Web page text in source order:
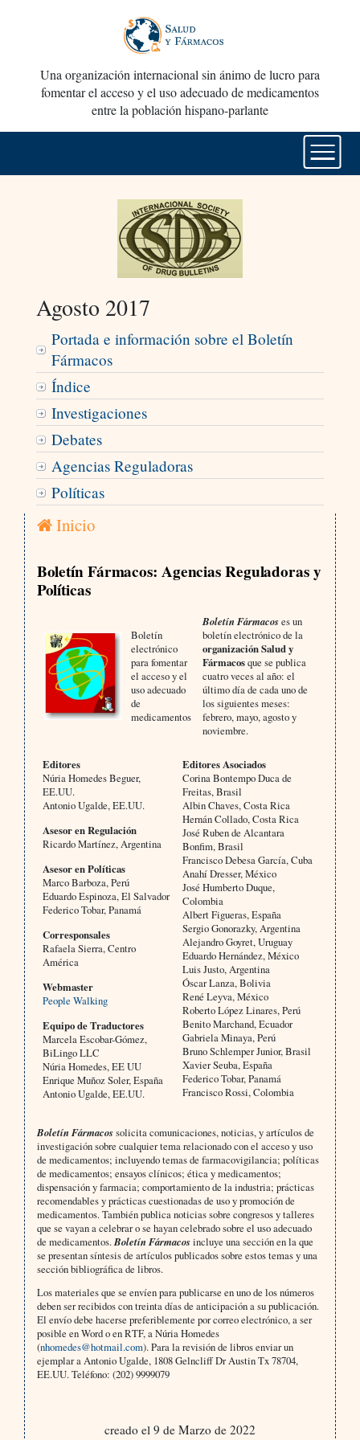
Una organización internacional sin ánimo de lucro para
fomentar el acceso y el uso adecuado de medicamentos
entre la población hispano-parlante
Agosto 2017
Portada e información sobre el Boletín
Fármacos
Índice
Investigaciones
Debates
Agencias Reguladoras
Políticas
Inicio
Boletín Fármacos: Agencias Reguladoras y
Políticas
Boletín
electrónico
para fomentar
el acceso y el
uso adecuado
de
medicamentos
Boletín Fármacoses un
boletín electrónico de la
organización Salud y
Fármacosque se publica
cuatro veces al año: el
último día de cada uno de
los siguientes meses:
febrero, mayo, agosto y
noviembre.
Editores
Núria Homedes Beguer,
EE.UU.
Antonio Ugalde, EE.UU.
Asesor en Regulación
Ricardo Martínez, Argentina
Asesor en Políticas
Marco Barboza, Perú
Eduardo Espinoza, El Salvador
Federico Tobar, Panamá
Corresponsales
Rafaela Sierra, Centro
América
Webmaster
People Walking
Equipo de Traductores
Marcela Escobar-Gómez,
BiLingo LLC
Núria Homedes, EE UU
Enrique Muñoz Soler, España
Antonio Ugalde, EE.UU.
Editores Asociados
Corina Bontempo Duca de
Freitas, Brasil
Albin Chaves, Costa Rica
Hernán Collado, Costa Rica
José Ruben de Alcantara
Bonfim, Brasil
Francisco Debesa García, Cuba
Anahí Dresser, México
José Humberto Duque,
Colombia
Albert Figueras, España
Sergio Gonorazky, Argentina
Alejandro Goyret, Uruguay
Eduardo Hernández, México
Luis Justo, Argentina
Óscar Lanza, Bolivia
René Leyva, México
Roberto López Linares, Perú
Benito Marchand, Ecuador
Gabriela Minaya, Perú
Bruno Schlemper Junior, Brasil
Xavier Seuba, España
Federico Tobar, Panamá
Francisco Rossi, Colombia
Boletín Fármacossolicita comunicaciones, noticias, y artículos de
investigación sobre cualquier tema relacionado con el acceso y uso
de medicamentos; incluyendo temas de farmacovigilancia; políticas
de medicamentos; ensayos clínicos; ética y medicamentos;
dispensación y farmacia; comportamiento de la industria; prácticas
recomendables y prácticas cuestionadas de uso y promoción de
medicamentos. También publica noticias sobre congresos y talleres
que se vayan a celebrar o se hayan celebrado sobre el uso adecuado
de medicamentos.Boletín Fármacosincluye una sección en la que
se presentan síntesis de artículos publicados sobre estos temas y una
sección bibliográfica de libros.
Los materiales que se envíen para publicarse en uno de los números
deben ser recibidos con treinta días de anticipación a su publicación.
El envío debe hacerse preferiblemente por correo electrónico, a ser
posible en Word o en RTF, a Núria Homedes
(nhomedes@hotmail.com). Para la revisión de libros enviar un
ejemplar a Antonio Ugalde, 1808 Gelncliff Dr Austin Tx 78704,
EE.UU. Teléfono: (202) 9999079
creado el 9 de Marzo de 2022